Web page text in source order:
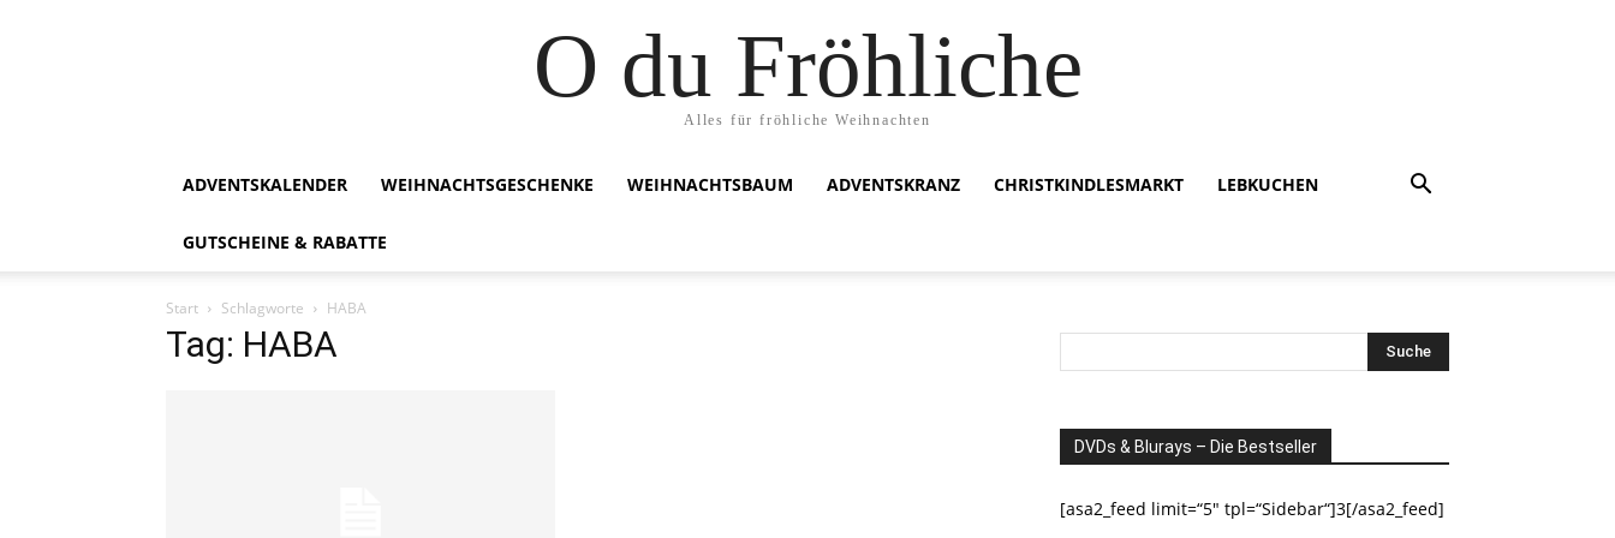
O du Fröhliche
Alles für fröhliche Weihnachten
ADVENTSKALENDER WEIHNACHTSGESCHENKE WEIHNACHTSBAUM ADVENTSKRANZ CHRISTKINDLESMARKT LEBKUCHEN
GUTSCHEINE & RABATTE
Start Schlagworte HABA
Tag: HABA
DVDs & Blurays – Die Bestseller
[asa2_feed limit=“5″ tpl=“Sidebar“]3[/asa2_feed]